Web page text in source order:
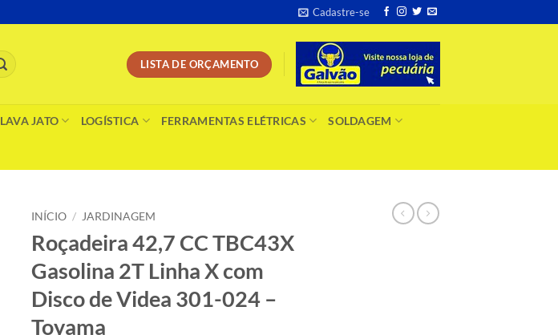
Cadastre-se
LISTA DE ORÇAMENTO
LAVA JATO LOGÍSTICA FERRAMENTAS ELÉTRICAS SOLDAGEM
INÍCIO / JARDINAGEM
Roçadeira 42,7 CC TBC43X
Gasolina 2T Linha X com
Disco de Videa 301-024 –
Toyama